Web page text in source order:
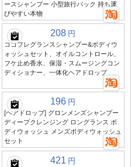
ースシャンプー 小型旅行パック 持ち運
びやすい本物
208 円
ココフレグランスシャンプー&ボディウ
ォッシュセット、オイルコントロール、
フケ止め香水、保湿・スムージングコン
ディショナー、一体化ヘアドロップ
196 円
[ヘアドロップ] グロンメンズシャンプー
ディープクレンジング ロングランス ボ
ディウォッシュ メンズボディウォッシュ
セット
421 円